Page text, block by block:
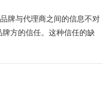
牌与代理商之间的信息不对
方的信任。这种信任的缺